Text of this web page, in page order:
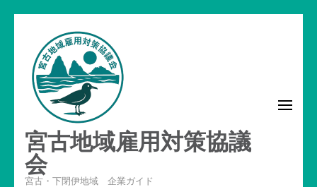
ス
ッ
宮古地域雇用対策協議
会
宮古・下閉伊地域 企業ガイド